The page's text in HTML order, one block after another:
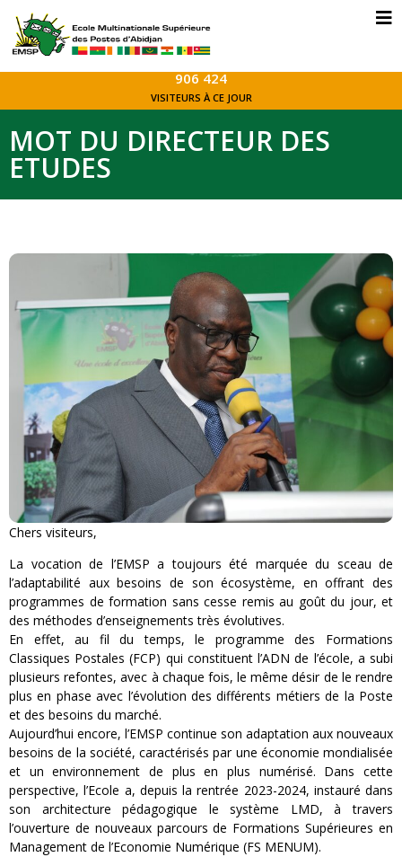
906 424
VISITEURS À CE JOUR
MOT DU DIRECTEUR DES
ETUDES
Chers visiteurs,
La vocation de l’EMSP a toujours été marquée du sceau de
l’adaptabilité aux besoins de son écosystème, en offrant des
programmes de formation sans cesse remis au goût du jour, et
des méthodes d’enseignements très évolutives.
En effet, au fil du temps, le programme des Formations
Classiques Postales (FCP) qui constituent l’ADN de l’école, a subi
plusieurs refontes, avec à chaque fois, le même désir de le rendre
plus en phase avec l’évolution des différents métiers de la Poste
et des besoins du marché.
Aujourd’hui encore, l’EMSP continue son adaptation aux nouveaux
besoins de la société, caractérisés par une économie mondialisée
et un environnement de plus en plus numérisé. Dans cette
perspective, l’Ecole a, depuis la rentrée 2023-2024, instauré dans
son architecture pédagogique le système LMD, à travers
l’ouverture de nouveaux parcours de Formations Supérieures en
Management de l’Economie Numérique (FS MENUM).